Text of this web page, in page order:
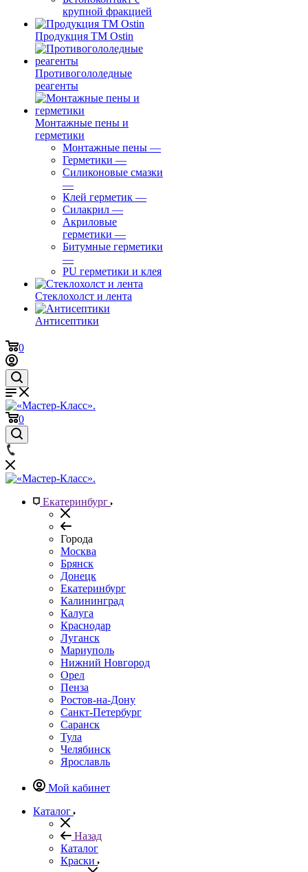
крупной фракцией
Продукция ТМ Ostin
Противогололедные
реагенты
Монтажные пены и
герметики
Монтажные пены —
Герметики —
Силиконовые смазки
—
Клей герметик —
Силакрил —
Акриловые
герметики —
Битумные герметики
—
PU герметики и клея
Стеклохолст и лента
Антисептики
0
0
Екатеринбург
Города
Москва
Брянск
Донецк
Екатеринбург
Калининград
Калуга
Краснодар
Луганск
Мариуполь
Нижний Новгород
Орел
Пенза
Ростов-на-Дону
Санкт-Петербург
Саранск
Тула
Челябинск
Ярославль
Мой кабинет
Каталог
Назад
Каталог
Краски